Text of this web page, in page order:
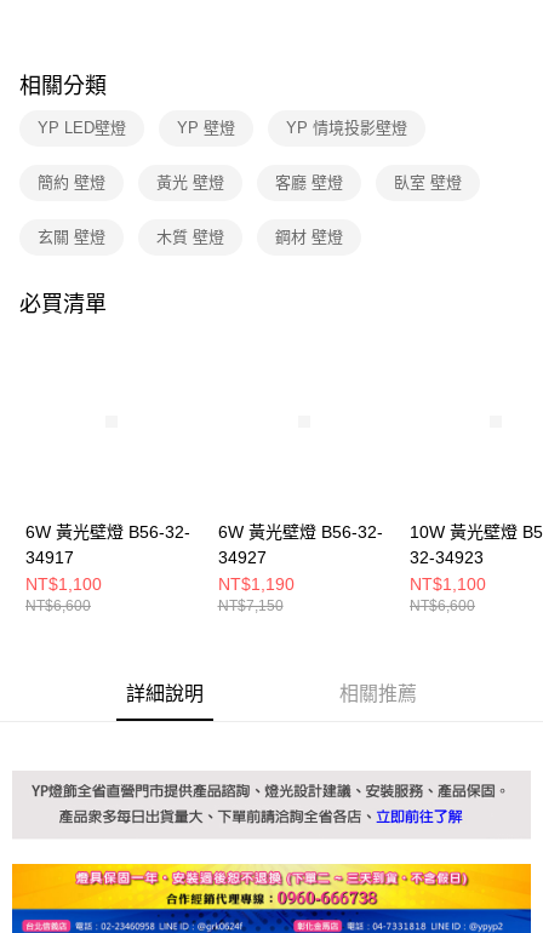
【「AFTEE先享後付」結帳流程】
１．於結帳方式選擇「AFTEE先享後付」後，將跳轉至「AFTEE先享後付」
結帳頁面，進行簡訊認證並確認金額後，即可完成結帳。
ATM／網路銀行／等多元方式進行付款，方視為交易完成。
購買商品的店家。未經商家同意取消之訂單仍視為有效，需透過AFTEE先享
是否繳費成功／繳費後需取消欲退款等相關疑問，請聯繫「AFTEE先享後付
客戶支援中心」
任。
４．使用「AFTEE先享後付」時，將依據個別帳號之用戶狀況，依本公司即
時審查核予不同之上限額度；若仍有額度不足之情形，本公司將視審查結果
請求用戶進行身份認證。
每筆NT$180，滿NT$5,000(含以上)免運費
相關分類
YP LED壁燈 YP 壁燈 YP 情境投影壁燈
簡約 壁燈 黃光 壁燈 客廳 壁燈 臥室 壁燈
玄關 壁燈 木質 壁燈 鋼材 壁燈
必買清單
6W 黃光壁燈 B56-32-
34917
NT$1,100
NT$6,600
6W 黃光壁燈 B56-32-
34927
NT$1,190
NT$7,150
10W 黃光壁燈
32-34923
NT$1,100
NT$6,600
詳細說明 相關推薦